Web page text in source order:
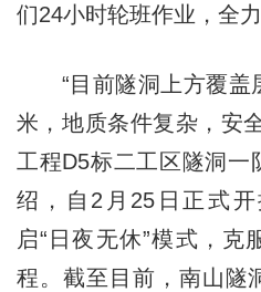
们24小时轮班作业，全
“目前隧洞上方覆盖
米，地质条件复杂，安
工程D5标二工区隧洞一
绍，自2月25日正式
启“日夜无休”模式，克
程。截至目前，南山隧